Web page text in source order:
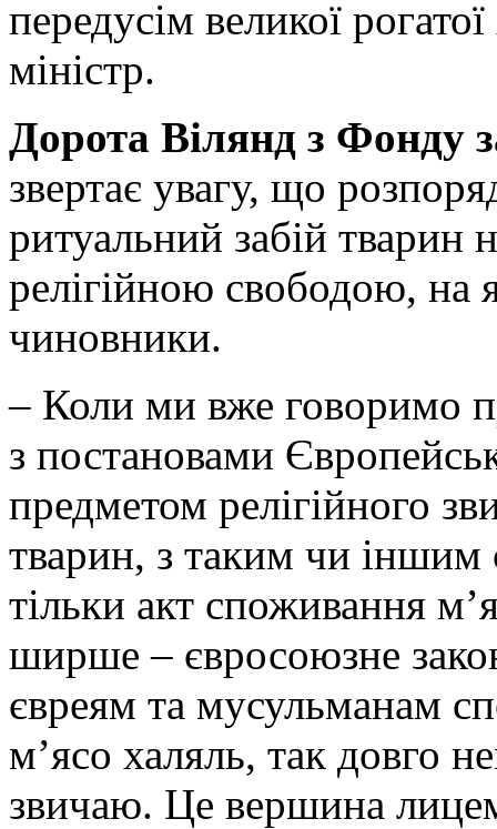
передусім великої
міністр.
Дорота Вілянд з Фонду
звертає увагу, що
ритуальний забій тварин
релігійною свободою, на
чиновники.
– Коли ми вже говоримо
з постановами
предметом релігійного
тварин, з таким чи іншим
тільки акт споживання
ширше – євросоюзне
євреям та мусульманам
м’ясо халяль, так довго
звичаю. Це вершина